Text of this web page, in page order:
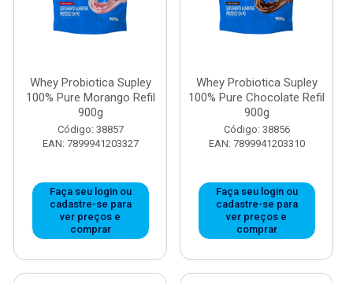
Whey Probiotica Supley
100% Pure Morango Refil
900g
Código: 38857
EAN: 7899941203327
Faça seu login ou
cadastre-se para
ver preços e
comprar
Whey Probiotica Supley
100% Pure Chocolate Refil
900g
Código: 38856
EAN: 7899941203310
Faça seu login ou
cadastre-se para
ver preços e
comprar